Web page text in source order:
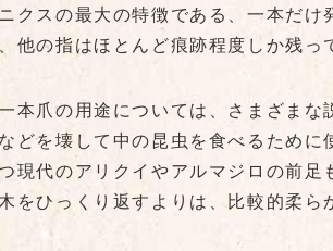
クスの最大の特徴である、一本だ
他の指はほとんど痕跡程度しか残っ
本爪の用途については、さまざま
どを壊して中の昆虫を食べるため
現代のアリクイやアルマジロの前
をひっくり返すよりは、比較的柔ら